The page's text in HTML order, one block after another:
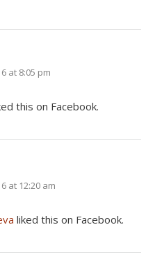
at 8:05 pm
this on Facebook.
at 12:20 am
liked this on Facebook.